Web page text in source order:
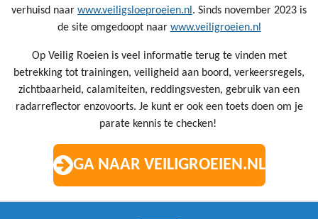
verhuisd naar www.veiligsloeproeien.nl . Sinds november 2023 is
de site omgedoopt naar www.veiligroeien.nl
Op Veilig Roeien is veel informatie terug te vinden met
betrekking tot trainingen, veiligheid aan boord, verkeersregels,
zichtbaarheid, calamiteiten, reddingsvesten, gebruik van een
radarreflector enzovoorts. Je kunt er ook een toets doen om je
parate kennis te checken!
GA NAAR VEILIGROEIEN.NL